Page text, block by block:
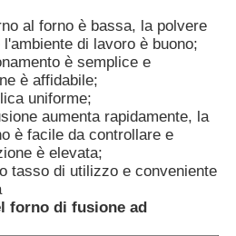
acqua calda
al forno è bassa, la polvere
di lavoro è buono;
è semplice e
è affidabile;
uniforme;
aumenta rapidamente, la
è facile da controllare e
è elevata;
tasso di utilizzo e conveniente
forno di fusione ad